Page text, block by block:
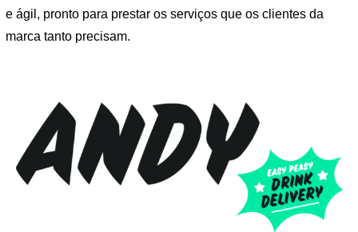
e ágil, pronto para prestar os serviços que os clientes da
marca tanto precisam.